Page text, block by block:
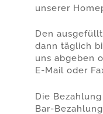
unserer
Den
dann täglich
uns abgeben
E-Mail oder
Die
Bar-